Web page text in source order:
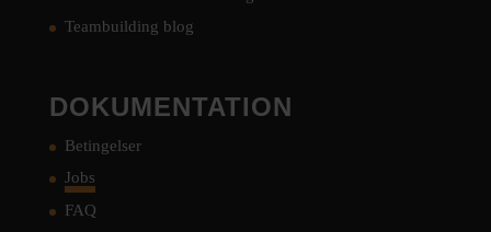
Teambuilding blog
DOKUMENTATION
Betingelser
Jobs
FAQ